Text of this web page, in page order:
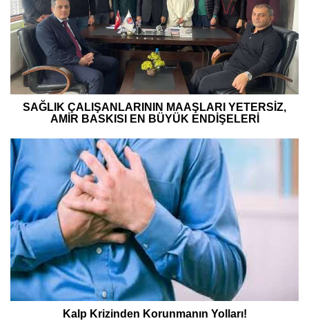
SAĞLIK ÇALIŞANLARININ MAAŞLARI YETERSİZ,
AMİR BASKISI EN BÜYÜK ENDİŞELERİ
Kalp Krizinden Korunmanın Yolları!